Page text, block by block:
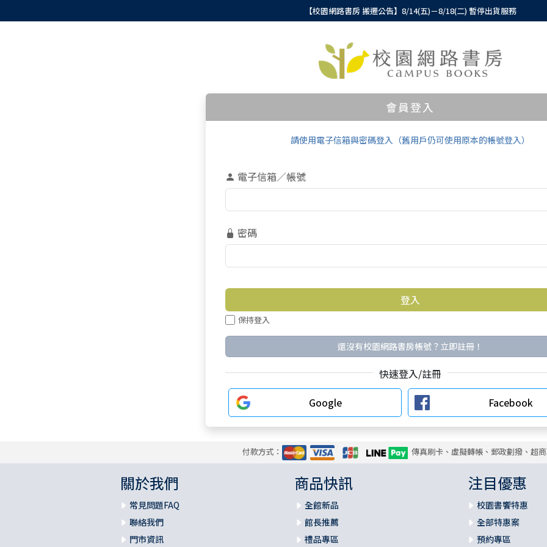
【校園網路書房 搬遷公告】8/14(五)－8/18(二) 暫停出貨服務
會員登入
請使用電子信箱與密碼登入（舊用戶仍可使用原本的帳號登入）
電子信箱／帳號
密碼
保持登入
還沒有校園網路書房帳號？立即註冊！
快速登入/註冊
Google
Facebook
付款方式： 傳真刷卡、虛擬轉帳、郵政劃撥、超
關於我們
常見問題FAQ
聯絡我們
門市資訊
商品快訊
全館新品
館長推薦
禮品專區
注目優惠
校園書饗特惠
全部特惠案
預約專區